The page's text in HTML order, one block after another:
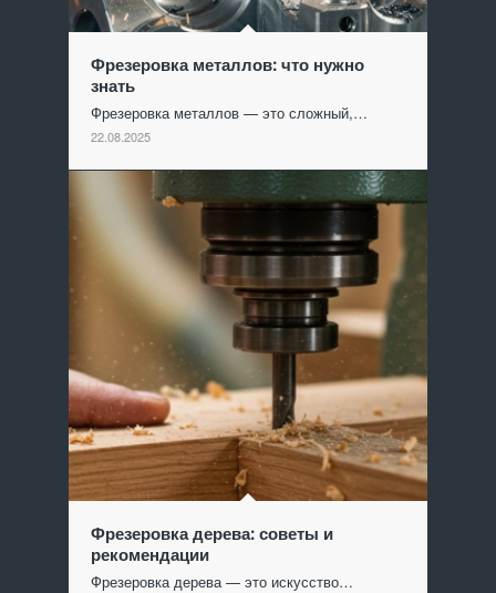
Фрезеровка металлов: что нужно
знать
Фрезеровка металлов — это сложный,…
22.08.2025
Фрезеровка дерева: советы и
рекомендации
Фрезеровка дерева — это искусство…